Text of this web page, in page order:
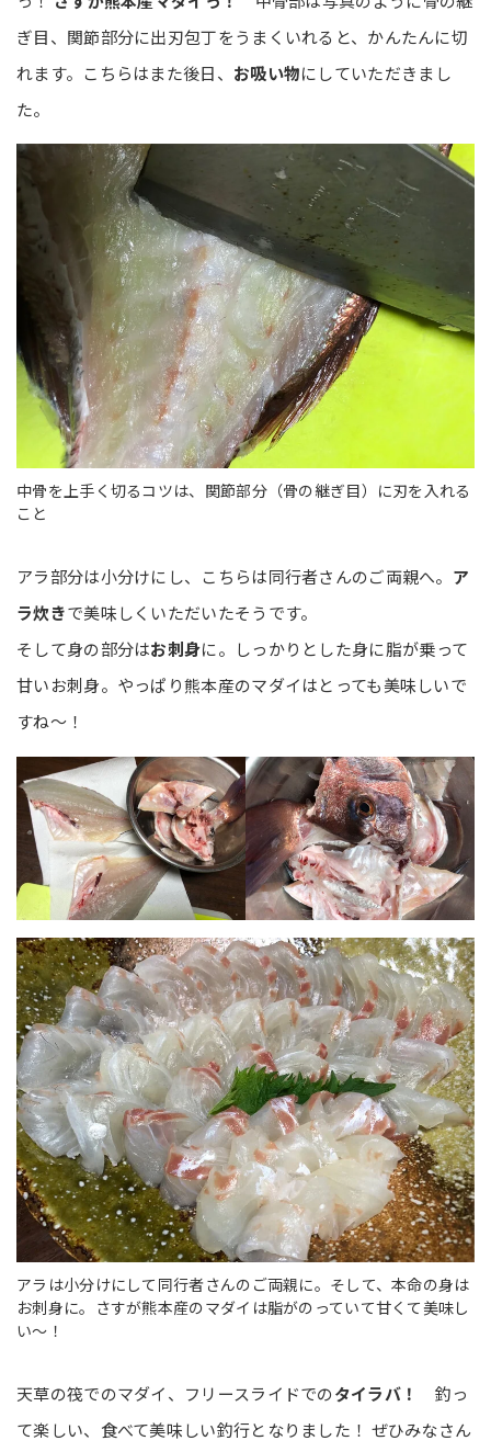
ぎ目、関節部分に出刃包丁をうまくいれると、かんたんに切
れます。こちらはまた後日、 お吸い物にしていただきまし
た。
中骨を上手く切るコツは、関節部分（骨の継ぎ目）に刃を入れる
こと
アラ部分は小分けにし、こちらは同行者さんのご両親へ。 ア
ラ炊きで美味しくいただいたそうです。
そして身の部分はお刺身に。しっかりとした身に脂が乗って
甘いお刺身。やっぱり熊本産のマダイはとっても美味しいで
すね～！
アラは小分けにして同行者さんのご両親に。そして、本命の身は
お刺身に。さすが熊本産のマダイは脂がのっていて甘くて美味し
い～！
天草の筏でのマダイ、フリースライドでのタイラバ！
釣っ
て楽しい、食べて美味しい釣行となりました！ ぜひみなさん